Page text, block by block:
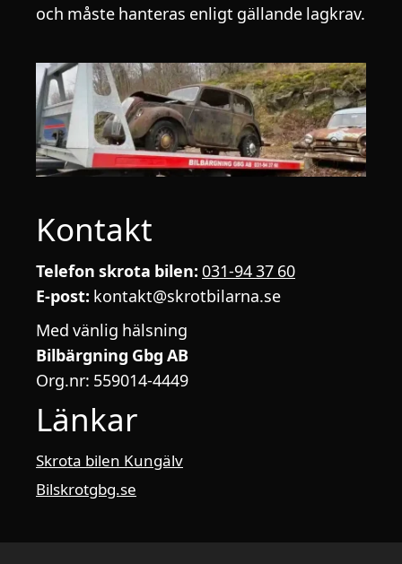
och måste hanteras enligt gällande lagkrav.
Kontakt
Telefon skrota bilen: 031-94 37 60
E-post: kontakt@skrotbilarna.se
Med vänlig hälsning
Bilbärgning Gbg AB
Org.nr: 559014-4449
Länkar
Skrota bilen Kungälv
Bilskrotgbg.se